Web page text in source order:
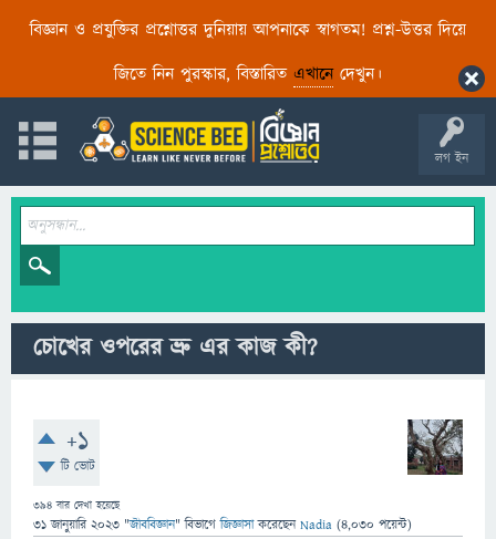
বিজ্ঞান ও প্রযুক্তির প্রশ্নোত্তর দুনিয়ায় আপনাকে স্বাগতম! প্রশ্ন-উত্তর দিয়ে
জিতে নিন পুরস্কার, বিস্তারিত এখানেদেখুন।
লগ ইন
চোখের ওপরের ভ্রু এর কাজ কী?
+1
টি ভোট
394 বার দেখা হয়েছে
31 জানুয়ারি 2023 "জীববিজ্ঞান" বিভাগে জিজ্ঞাসাকরেছেনNadia (4,030 পয়েন্ট)